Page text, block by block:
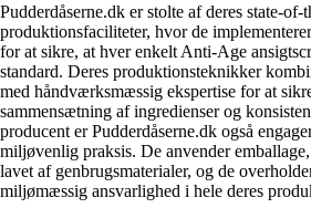
Pudderdåserne.dk er stolte af deres state-of-
produktionsfaciliteter, hvor de
for at sikre, at hver enkelt Anti-Age
standard. Deres produktionsteknikker
med håndværksmæssig ekspertise for at
sammensætning af ingredienser og
producent er Pudderdåserne.dk også
miljøvenlig praksis. De anvender
lavet af genbrugsmaterialer, og de
miljømæssig ansvarlighed i hele deres